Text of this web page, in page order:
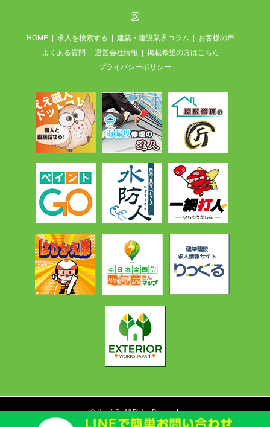
HOME 求人を検索する 建築・建設業界コラム
お客様の声
よくある質問
運営会社情報
掲載希望の方はこちら
プライバシーポリシー
©りっくる. All Rights Reserved.